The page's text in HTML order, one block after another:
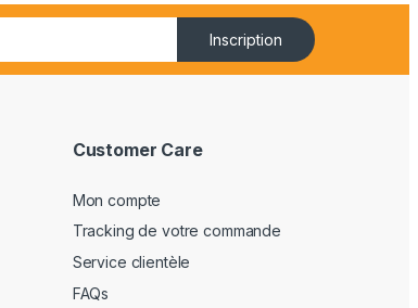
Inscription
Customer Care
Mon compte
Tracking de votre commande
Service clientèle
FAQs